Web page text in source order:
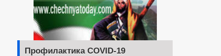
Профилактика COVID-19